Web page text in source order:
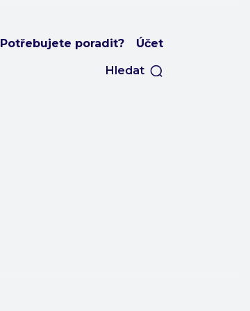
Potřebujete poradit? Účet
Hledat